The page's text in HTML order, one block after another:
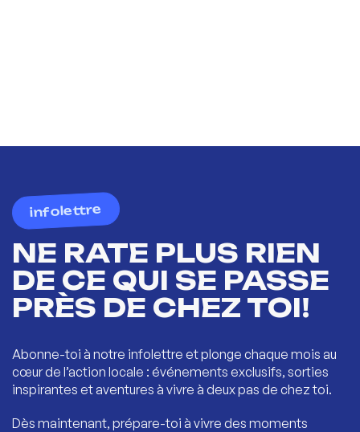
infolettre
NE RATE PLUS RIEN
DE CE QUI SE PASSE
PRÈS DE CHEZ TOI!
Abonne-toi à notre infolettre et plonge chaque mois au
cœur de l’action locale : événements exclusifs, sorties
inspirantes et aventures à vivre à deux pas de chez toi.
Dès maintenant, prépare-toi à vivre des moments